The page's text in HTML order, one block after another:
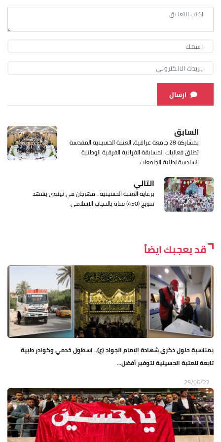
ارسال
السابق
بمشاركة 28 جامعة عراقية، العتبة الحسينية المقدسة
تطلق فعاليات المسابقة القرآنية الفرقية الوطنية
السادسة لطلبة الجامعات
التالي
برعاية العتبة الحسينية.. مهرجان في نينوى يشهد
تتويج (450) فتاة بالحجاب الاسلامي
قد يعجبك ايضاً
بمناسبة حلول ذكرى شهادة الامام الجواد (ع).. اسطول خدمي وكوادر طبية
تابعة للعتبة الحسينية لتوفير أفضل...
29/06/22